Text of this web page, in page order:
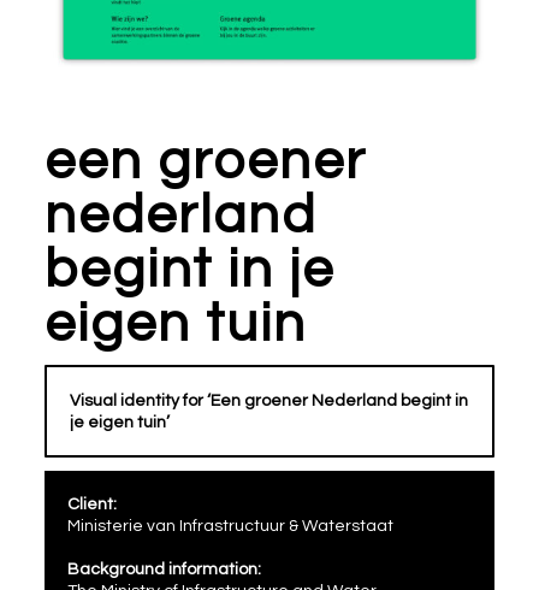
een groener
nederland
begint in je
eigen tuin
Visual identity for ‘Een groener Nederland begint in
je eigen tuin’
Client:
Ministerie van Infrastructuur & Waterstaat
Background information: